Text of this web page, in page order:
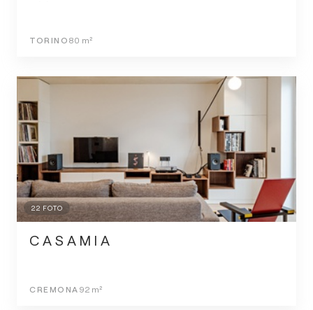
TORINO 80 m²
22 FOTO
C A S A M I A
CREMONA 92m²